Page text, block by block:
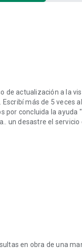
a través de su cuenta
a los Términos de uso
products/autocad-web
legal-notices-
actualización a la
Escribí más de 5
concluida la ayuda
un desastre el
en obra de una